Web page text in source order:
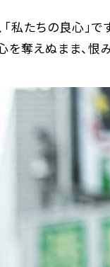
たちの良心」で
を奪えぬまま、恨